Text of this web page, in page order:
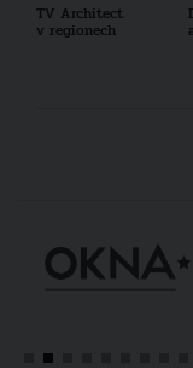
TV Architect
v regionech